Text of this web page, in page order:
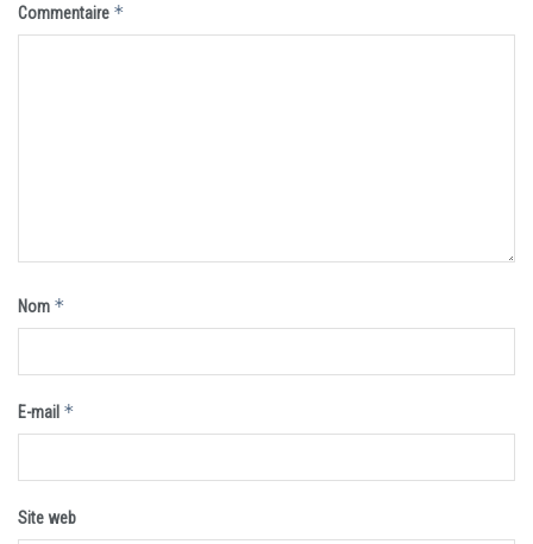
Commentaire *
Nom *
E-mail *
Site web